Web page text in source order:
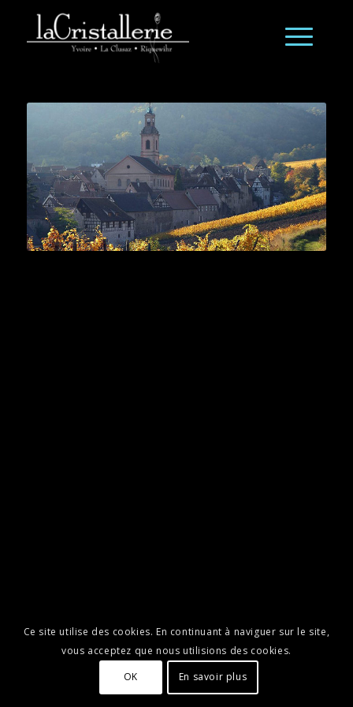
Ce site utilise des cookies. En continuant à naviguer sur le site,
vous acceptez que nous utilisions des cookies.
OK
En savoir plus